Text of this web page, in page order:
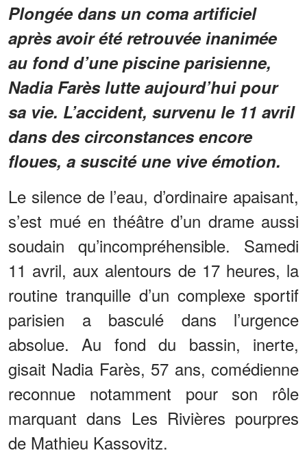
Plongée dans un coma artificiel
après avoir été retrouvée inanimée
au fond d’une piscine parisienne,
Nadia Farès lutte aujourd’hui pour
sa vie. L’accident, survenu le 11 avril
dans des circonstances encore
floues, a suscité une vive émotion.
Le silence de l’eau, d’ordinaire apaisant,
s’est mué en théâtre d’un drame aussi
soudain qu’incompréhensible. Samedi
11 avril, aux alentours de 17 heures, la
routine tranquille d’un complexe sportif
parisien a basculé dans l’urgence
absolue. Au fond du bassin, inerte,
gisait Nadia Farès, 57 ans, comédienne
reconnue notamment pour son rôle
marquant dans Les Rivières pourpres
de Mathieu Kassovitz.